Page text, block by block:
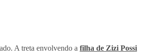
A treta envolvendo a filha de Zizi Possi